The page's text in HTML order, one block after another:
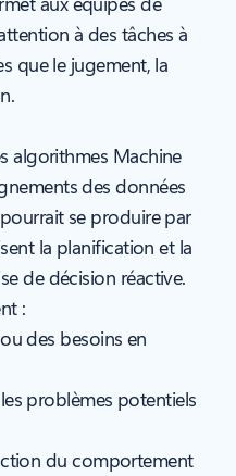
à des tâches à
que le jugement, la
algorithmes Machine
des données
se produire par
la planification et la
de décision réactive.
:
des besoins en
problèmes potentiels
du comportement